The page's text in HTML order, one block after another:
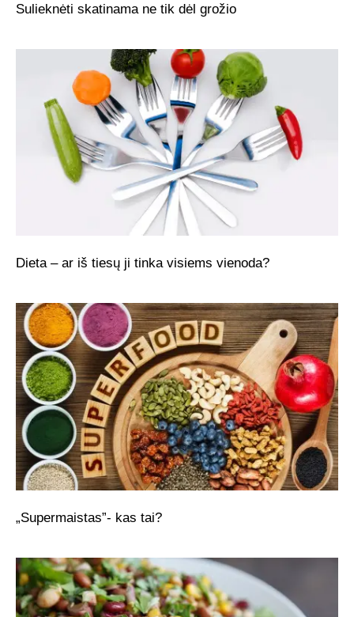
Sulieknėti skatinama ne tik dėl grožio
Dieta – ar iš tiesų ji tinka visiems vienoda?
„Supermaistas”- kas tai?